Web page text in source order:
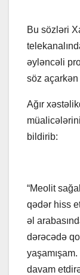
Bu sözləri
əyləncəli
söz açarkən
Ağır
bildirib:
“Meolit
qədər hiss
əl
dərəcədə
davam